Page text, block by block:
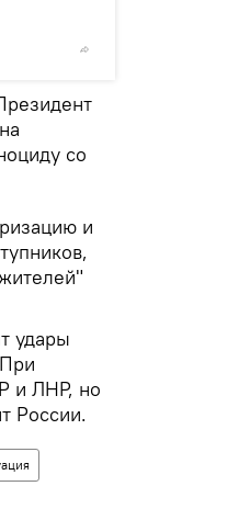
со
и
удары
и ЛНР, но
России.